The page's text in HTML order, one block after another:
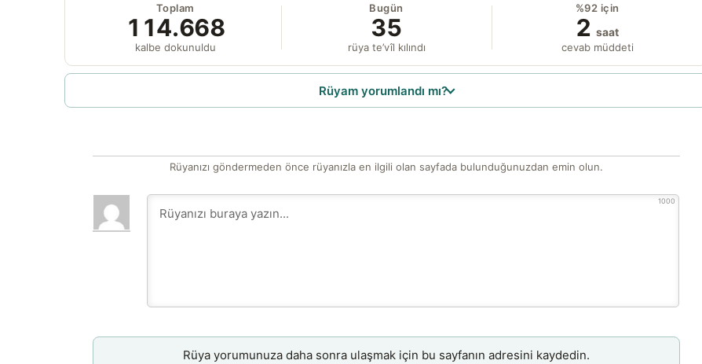
Toplam
114.668
kalbe dokunuldu
Bugün
35
rüya te’vîl kılındı
%92 için
2 saat
cevab müddeti
Rüyam yorumlandı mı?
Rüyanızı göndermeden önce rüyanızla en ilgili olan sayfada bulunduğunuzdan emin olun.
1000
Rüya yorumunuza daha sonra ulaşmak için bu sayfanın adresini kaydedin.